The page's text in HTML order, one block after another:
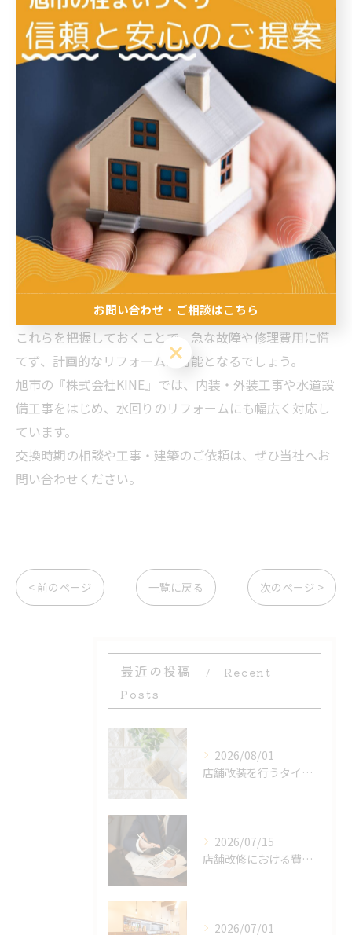
ただし、内部の部品やタンクは10〜15年ほどで劣化が現
れやすく、水漏れや故障を防ぐには定期的なメンテナン
スが必要です。
便器のひび割れや水の流れの悪化が見られた場合は、早
めに交換しましょう。
まとめ
キッチンやお風呂は15〜20年ほどが目安で、トイレは便
器自体が20年以上使用できる場合もありますが、部品は
10年前後で劣化します。
これらを把握しておくことで、急な故障や修理費用に慌
てず、計画的なリフォームが可能となるでしょう。
旭市の『株式会社KINE』では、内装・外装工事や水道設
備工事をはじめ、水回りのリフォームにも幅広く対応し
ています。
交換時期の相談や工事・建築のご依頼は、ぜひ当社へお
問い合わせください。
< 前のページ 一覧に戻る 次のページ >
最近の投稿
Recent
Posts
2026/08/01
店舗改装を行うタイミングとは
2026/07/15
店舗改修における費用の内訳とは
2026/07/01
お問い合わせ・ご相談はこちら
お問い合わせ・ご相談はこちら